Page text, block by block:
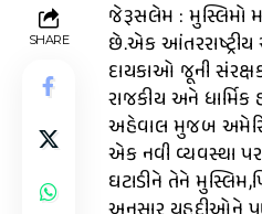
SHARE
જેરૂસલેમ : મુસ્લિમો
છે.એક
દાયકાઓ જૂની
રાજકીય અને
અહેવાલ મુજબ
એક નવી વ્યવસ્થા
ઘટાડીને તેને